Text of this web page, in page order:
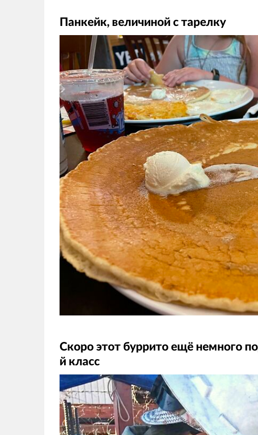
Панкейк, величиной с тарелку
Скоро этот буррито ещё немного
й класс